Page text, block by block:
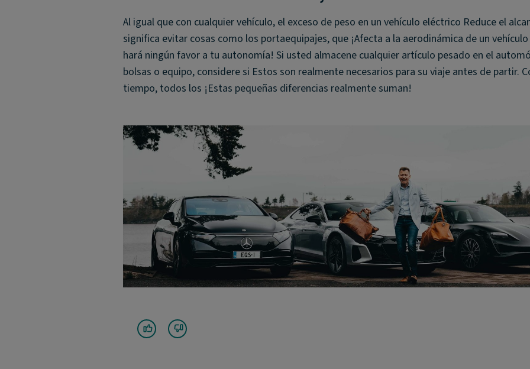
Al igual que con cualquier vehículo, el exceso de peso en un vehículo eléctrico Reduce el
significa evitar cosas como los portaequipajes, que ¡Afecta a la aerodinámica de un
hará ningún favor a tu autonomía! Si usted almacene cualquier artículo pesado en el
bolsas o equipo, considere si Estos son realmente necesarios para su viaje antes de partir.
tiempo, todos los ¡Estas pequeñas diferencias realmente suman!